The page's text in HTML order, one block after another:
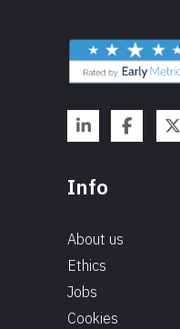
Info
About us
Ethics
Jobs
Cookies